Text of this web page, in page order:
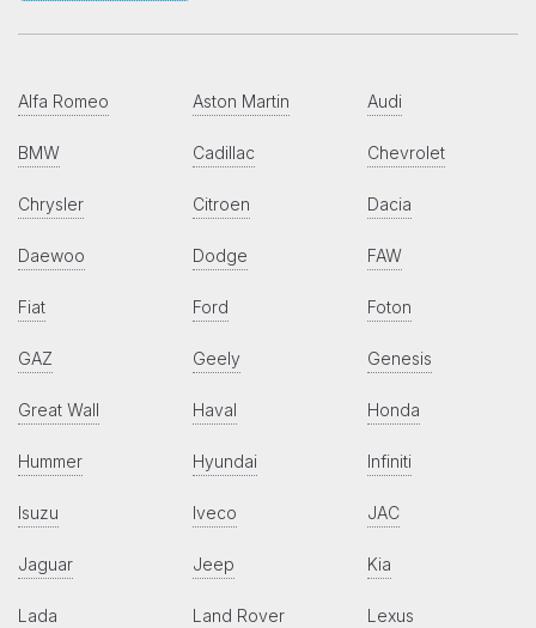
Alfa Romeo Aston Martin Audi
BMW Cadillac Chevrolet
Chrysler Citroen Dacia
Daewoo Dodge FAW
Fiat Ford Foton
GAZ Geely Genesis
Great Wall Haval Honda
Hummer Hyundai Infiniti
Isuzu Iveco JAC
Jaguar Jeep Kia
Lada Land Rover Lexus